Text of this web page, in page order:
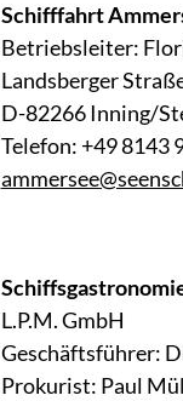
Schifffahrt
Betriebsleiter:
Landsberger
D-82266 Inning/
Telefon: +49 8143
L.P.M. GmbH
Geschäftsführer:
Prokurist: Paul